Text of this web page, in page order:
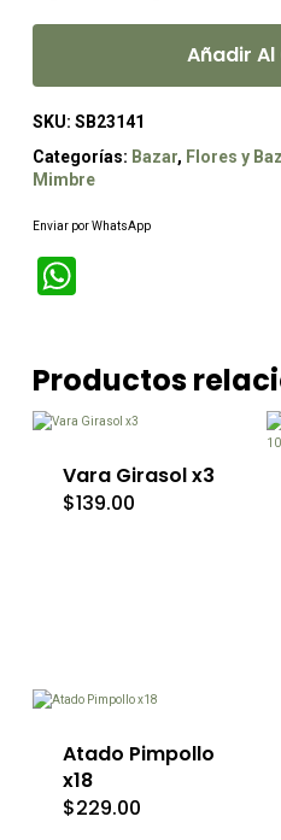
Añadir
SKU: SB23141
Categorías: Bazar, Flores y
Mimbre
Enviar por WhatsApp
WhatsApp
Productos
Vara Girasol x3
$139.00
múltiples
pueden
Atado Pimpollo
x18
$229.00